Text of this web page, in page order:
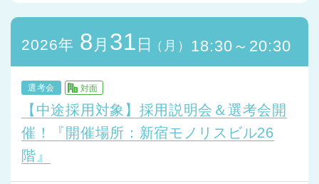
2026年 8 月 31 日 （月） 18:30～20:30
選考会 対面
【中途採用対象】採用説明会＆選考会開
催！『開催場所：新宿モノリスビル26
階』